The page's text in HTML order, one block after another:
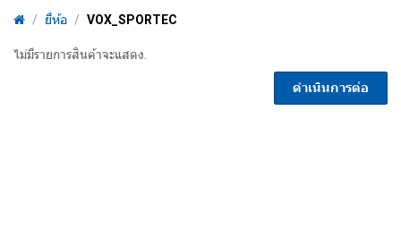
/ ยี่ห้อ / VOX_SPORTEC
ไม่มีรายการสินค้าจะแสดง.
ดำเนินการต่อ